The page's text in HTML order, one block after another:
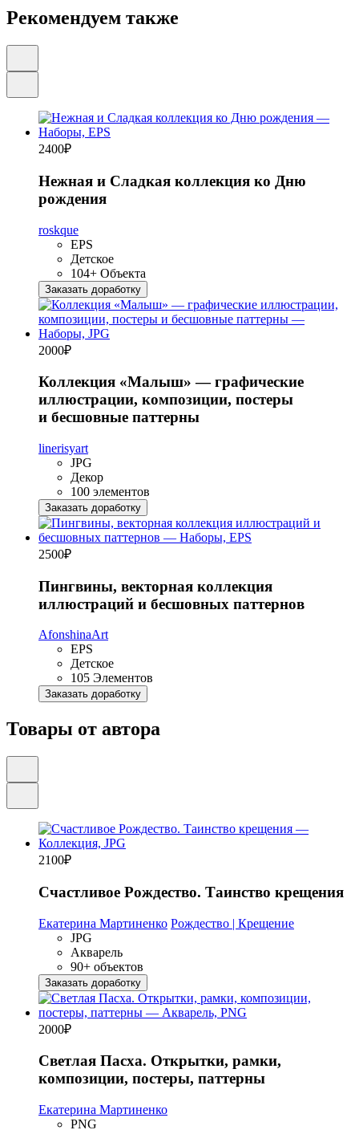
Рекомендуем также
2400₽
Нежная и Сладкая коллекция ко Дню
рождения
roskque
EPS
Детское
104+ Объекта
Заказать доработку
2000₽
Коллекция «Малыш» — графические
иллюстрации, композиции, постеры
и бесшовные паттерны
linerisyart
JPG
Декор
100 элементов
Заказать доработку
2500₽
Пингвины, векторная коллекция
иллюстраций и бесшовных паттернов
AfonshinaArt
EPS
Детское
105 Элементов
Заказать доработку
Товары от автора
2100₽
Счастливое Рождество. Таинство крещения
Екатерина Мартиненко Рождество | Крещение
JPG
Акварель
90+ объектов
Заказать доработку
2000₽
Светлая Пасха. Открытки, рамки,
композиции, постеры, паттерны
Екатерина Мартиненко
PNG